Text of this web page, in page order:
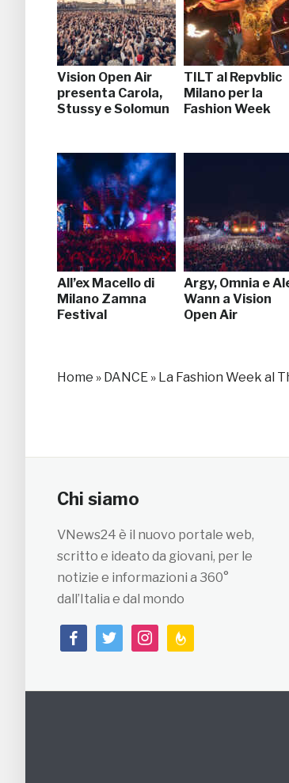
Vision Open Air
presenta Carola,
Stussy e Solomun
TILT al Repvblic
Milano per la
Fashion Week
All’ex Macello di
Milano Zamna
Festival
Argy, Omnia e
Wann a Vision
Open Air
Home » DANCE » La Fashion Week al
Chi siamo
VNews24 è il nuovo portale web,
scritto e ideato da giovani, per le
notizie e informazioni a 360°
dall’Italia e dal mondo
facebooktwitterinstagramfeedburner